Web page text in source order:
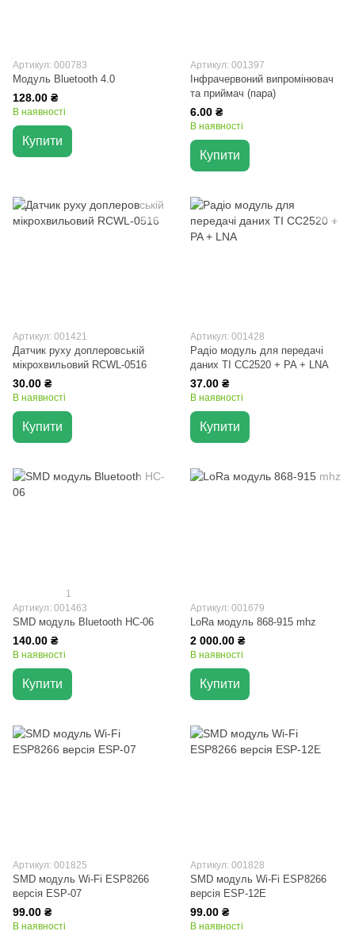
Артикул: 000783
Модуль Bluetooth 4.0
128.00 ₴
В наявності
Купити
Артикул: 001397
Інфрачервоний випромінювач
та приймач (пара)
6.00 ₴
В наявності
Купити
Артикул: 001421
Датчик руху доплеровській
мікрохвильовий RCWL-0516
30.00 ₴
В наявності
Купити
Артикул: 001428
Радіо модуль для передачі
даних TI CC2520 + PA + LNA
37.00 ₴
В наявності
Купити
1
Артикул: 001463
SMD модуль Bluetooth HC-06
140.00 ₴
В наявності
Купити
Артикул: 001679
LoRa модуль 868-915 mhz
2 000.00 ₴
В наявності
Купити
Артикул: 001825
SMD модуль Wi-Fi ESP8266
версія ESP-07
99.00 ₴
В наявності
Артикул: 001828
SMD модуль Wi-Fi ESP8266
версія ESP-12E
99.00 ₴
В наявності